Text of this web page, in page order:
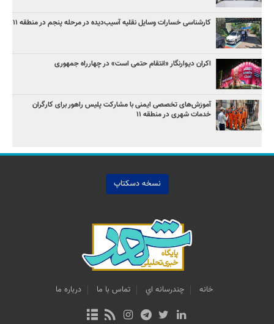
کارشناسی خسارات وسایل نقلیه آسیب‌دیده در مرحله پنجم در منطقه ۱۱
اکران دیوارنگار «انتقام حتمی است» در چهارراه جمهوری
آموزش‌های تخصصی ایمنی با مشارکت پلیس راهور برای کارگران
خدمات شهری در منطقه ۱۱
نسخه دسکتاپ
خانه چندرسانه اي تماس با ما درباره ما